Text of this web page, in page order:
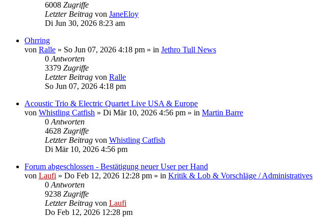
6008 Zugriffe
Letzter Beitrag von JaneEloy
Di Jun 30, 2026 8:23 am
Ohrring
von Ralle » So Jun 07, 2026 4:18 pm » in Jethro Tull News
0 Antworten
3379 Zugriffe
Letzter Beitrag von Ralle
So Jun 07, 2026 4:18 pm
Acoustic Trio & Electric Quartet Live USA & Europe
von Whistling Catfish » Di Mär 10, 2026 4:56 pm » in Martin Barre
0 Antworten
4628 Zugriffe
Letzter Beitrag von Whistling Catfish
Di Mär 10, 2026 4:56 pm
Forum abgeschlossen - Bestätigung neuer User per Hand
von Laufi » Do Feb 12, 2026 12:28 pm » in Kritik & Lob & Vorschläge / Administratives
0 Antworten
9238 Zugriffe
Letzter Beitrag von Laufi
Do Feb 12, 2026 12:28 pm